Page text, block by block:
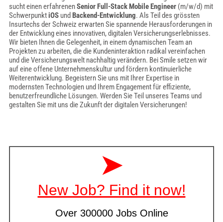
sucht einen erfahrenenSenior Full-Stack Mobile Engineer(m/w/d) mit
SchwerpunktiOSund Backend-Entwicklung. Als Teil des grössten
Insurtechs der Schweiz erwarten Sie spannende Herausforderungen in
der Entwicklung eines innovativen, digitalen Versicherungserlebnisses.
Wir bieten Ihnen die Gelegenheit, in einem dynamischen Team an
Projekten zu arbeiten, die die Kundeninteraktion radikal vereinfachen
und die Versicherungswelt nachhaltig verändern. Bei Smile setzen wir
auf eine offene Unternehmenskultur und fördern kontinuierliche
Weiterentwicklung. Begeistern Sie uns mit Ihrer Expertise in
modernsten Technologien und Ihrem Engagement für effiziente,
benutzerfreundliche Lösungen. Werden Sie Teil unseres Teams und
gestalten Sie mit uns die Zukunft der digitalen Versicherungen!